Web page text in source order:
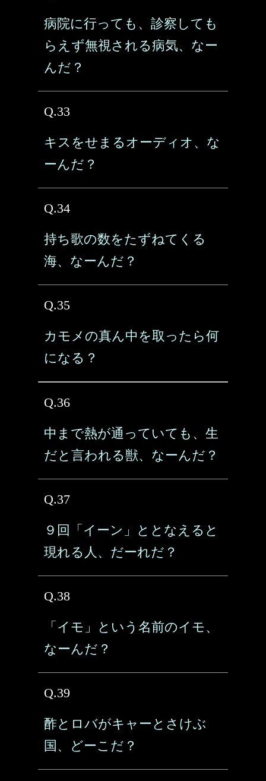
病院に行っても、診察しても
らえず無視される病気、なー
んだ？
Q.33
キスをせまるオーディオ、な
ーんだ？
Q.34
持ち歌の数をたずねてくる
海、なーんだ？
Q.35
カモメの真ん中を取ったら何
になる？
Q.36
中まで熱が通っていても、生
だと言われる獣、なーんだ？
Q.37
９回「イーン」ととなえると
現れる人、だーれだ？
Q.38
「イモ」という名前のイモ、
なーんだ？
Q.39
酢とロバがキャーとさけぶ
国、どーこだ？